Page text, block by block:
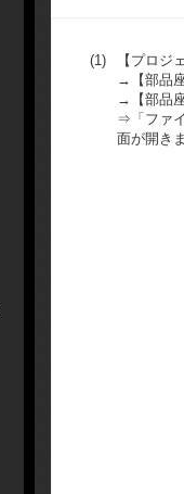
(1)
【プロジ
→【部品
→【部品
⇒「ファ
面が開き